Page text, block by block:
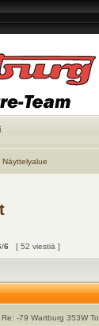
Näyttelyalue
/6 [ 52 viestiä ]
-79 Wartburg 353W